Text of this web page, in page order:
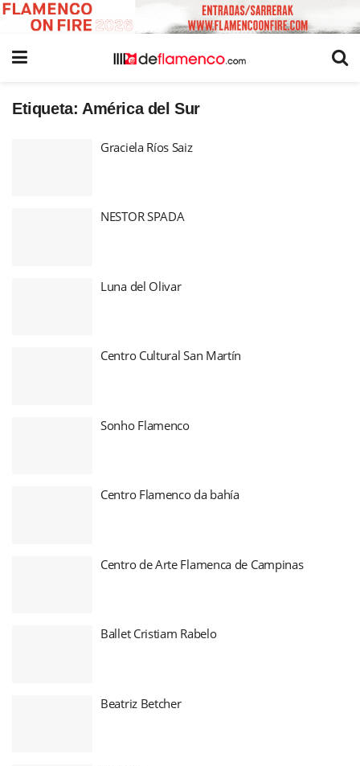
Etiqueta: América del Sur
Graciela Ríos Saiz
NESTOR SPADA
Luna del Olivar
Centro Cultural San Martín
Sonho Flamenco
Centro Flamenco da bahía
Centro de Arte Flamenca de Campinas
Ballet Cristiam Rabelo
Beatriz Betcher